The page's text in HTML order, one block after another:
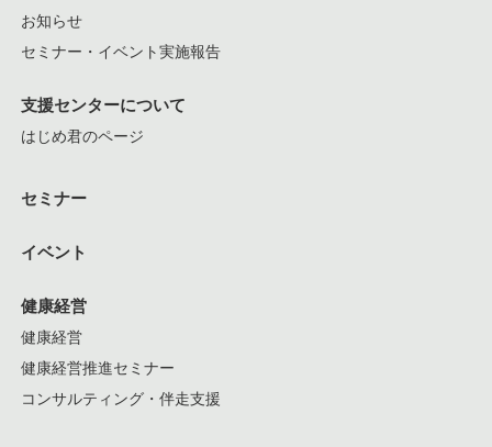
お知らせ
セミナー・イベント実施報告
支援センターについて
はじめ君のページ
セミナー
イベント
健康経営
健康経営
健康経営推進セミナー
コンサルティング・伴走支援